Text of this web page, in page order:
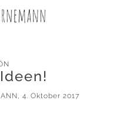
, 4. Oktober 2017